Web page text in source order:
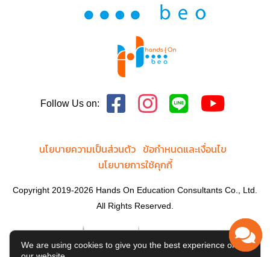
Follow Us on:
นโยบายความเป็นส่วนตัว ข้อกำหนดและเงื่อนไข
นโยบายการใช้คุกกี้
Copyright 2019-2026 Hands On Education Consultants Co., Ltd.
All Rights Reserved.
We are using cookies to give you the best experience on